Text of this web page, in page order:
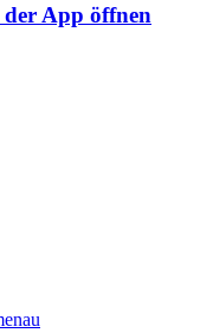
App öffnen